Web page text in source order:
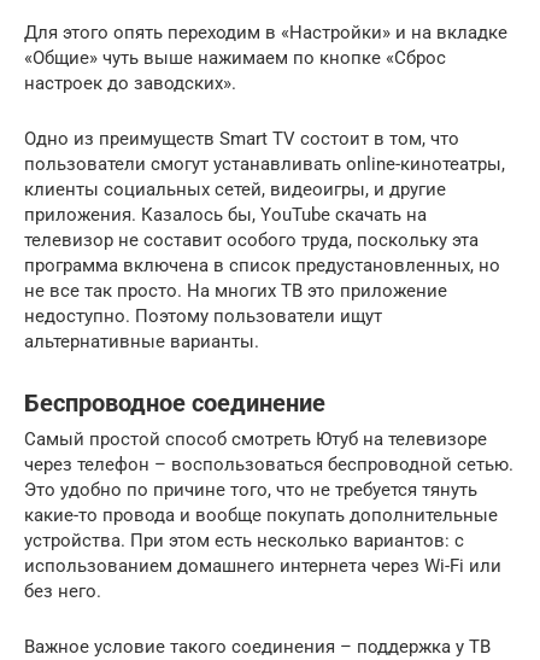
Для этого опять переходим в «Настройки» и на вкладке
«Общие» чуть выше нажимаем по кнопке «Сброс
настроек до заводских».
Одно из преимуществ Smart TV состоит в том, что
пользователи смогут устанавливать online-кинотеатры,
клиенты социальных сетей, видеоигры, и другие
приложения. Казалось бы, YouTube скачать на
телевизор не составит особого труда, поскольку эта
программа включена в список предустановленных, но
не все так просто. На многих ТВ это приложение
недоступно. Поэтому пользователи ищут
альтернативные варианты.
Беспроводное соединение
Самый простой способ смотреть Ютуб на телевизоре
через телефон – воспользоваться беспроводной сетью.
Это удобно по причине того, что не требуется тянуть
какие-то провода и вообще покупать дополнительные
устройства. При этом есть несколько вариантов: с
использованием домашнего интернета через Wi-Fi или
без него.
Важное условие такого соединения – поддержка у ТВ